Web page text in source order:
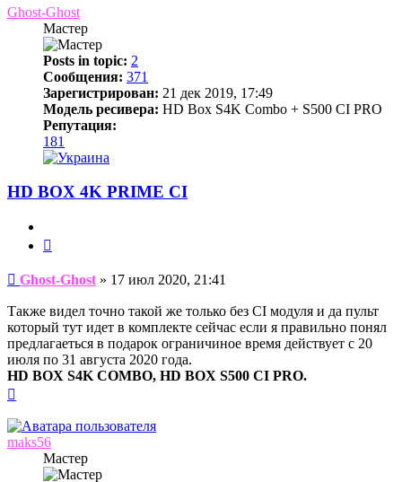
началу
Ghost-Ghost
Мастер
Posts in topic: 2
Сообщения: 371
Зарегистрирован: 21 дек 2019, 17:49
Модель ресивера: HD Box S4K Combo + S500 CI PRO
Репутация:
181
HD BOX 4K PRIME CI
Сообщение
Ghost-Ghost » 17 июл 2020, 21:41
Также видел точно такой же только без CI модуля и да пульт
который тут идет в комплекте сейчас если я правильно понял
предлагаеться в подарок ограничиное время действует с 20
июля по 31 августа 2020 года.
HD BOX S4K COMBO, HD BOX S500 CI PRO.
началу
maks56
Мастер